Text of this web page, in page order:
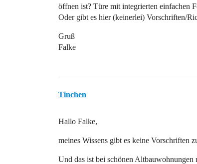
öffnen ist? Türe mit integrierten einfachen
Oder gibt es hier (keinerlei) Vorschriften/
Gruß
Falke
Tinchen
Hallo Falke,
meines Wissens gibt es keine Vorschriften
Und das ist bei schönen